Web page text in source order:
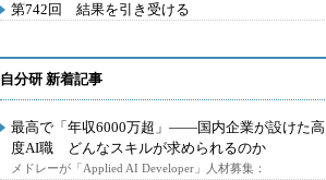
第742回 結果を引き受ける
自分研 新着記事
最高で「年収6000万超」――国内企業が設けた高
度AI職 どんなスキルが求められるのか
メドレーが「Applied AI Developer」人材募集：